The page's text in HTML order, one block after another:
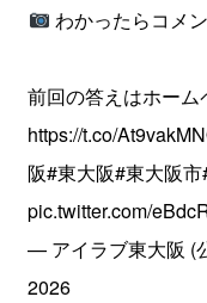
わかったらコメ
前回の答えはホーム
https://t.co/
阪#東大阪#東大阪市
pic.twitter.com/
— アイラブ東大阪 (
2026